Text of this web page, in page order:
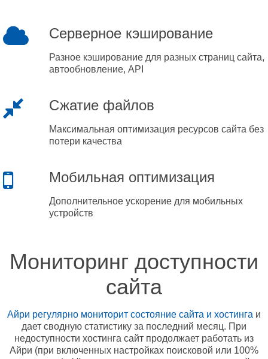
Серверное кэширование
Разное кэширование для разных страниц сайта,
автообновление, API
Сжатие файлов
Максимальная оптимизация ресурсов сайта без
потери качества
Мобильная оптимизация
Дополнительное ускорение для мобильных
устройств
Мониторинг доступности
сайта
Айри регулярно мониторит состояние сайта и хостинга и
дает сводную статистику за последний месяц. При
недоступности хостинга сайт продолжает работать из
Айри (при включенных настройках поисковой или 100%